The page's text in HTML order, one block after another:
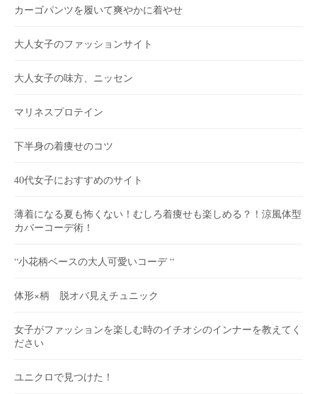
カーゴパンツを履いて爽やかに着やせ
大人女子のファッションサイト
大人女子の味方、ニッセン
マリネスプロテイン
下半身の着痩せのコツ
40代女子におすすめのサイト
薄着になる夏も怖くない！むしろ着痩せも楽しめる？！涼風体型
カバーコーデ術！
“小花柄ベースの大人可愛いコーデ “
体形×柄 脱オバ見えチュニック
女子がファッションを楽しむ時のイチオシのインナーを教えてく
ださい
ユニクロで見つけた！